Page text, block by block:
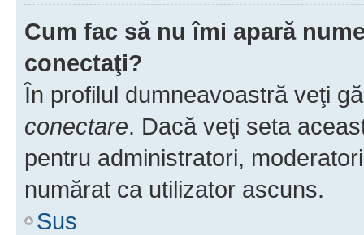
Cum fac să nu îmi apară
conectaţi?
În profilul dumneavoastră veţi
conectare. Dacă veţi seta
pentru administratori,
numărat ca utilizator ascuns.
Sus